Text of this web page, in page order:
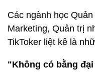
Các ngành học
Marketing, Quản trị
TikToker liệt kê là
"Không có bằng